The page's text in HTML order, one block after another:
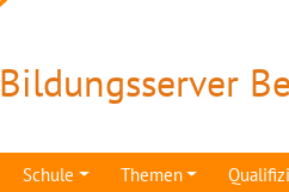
Bildungsserver
Schule Themen